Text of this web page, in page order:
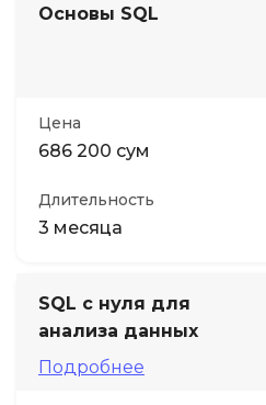
Основы SQL
Цена
686 200 сум
Длительность
3 месяца
SQL с нуля для
анализа данных
Подробнее